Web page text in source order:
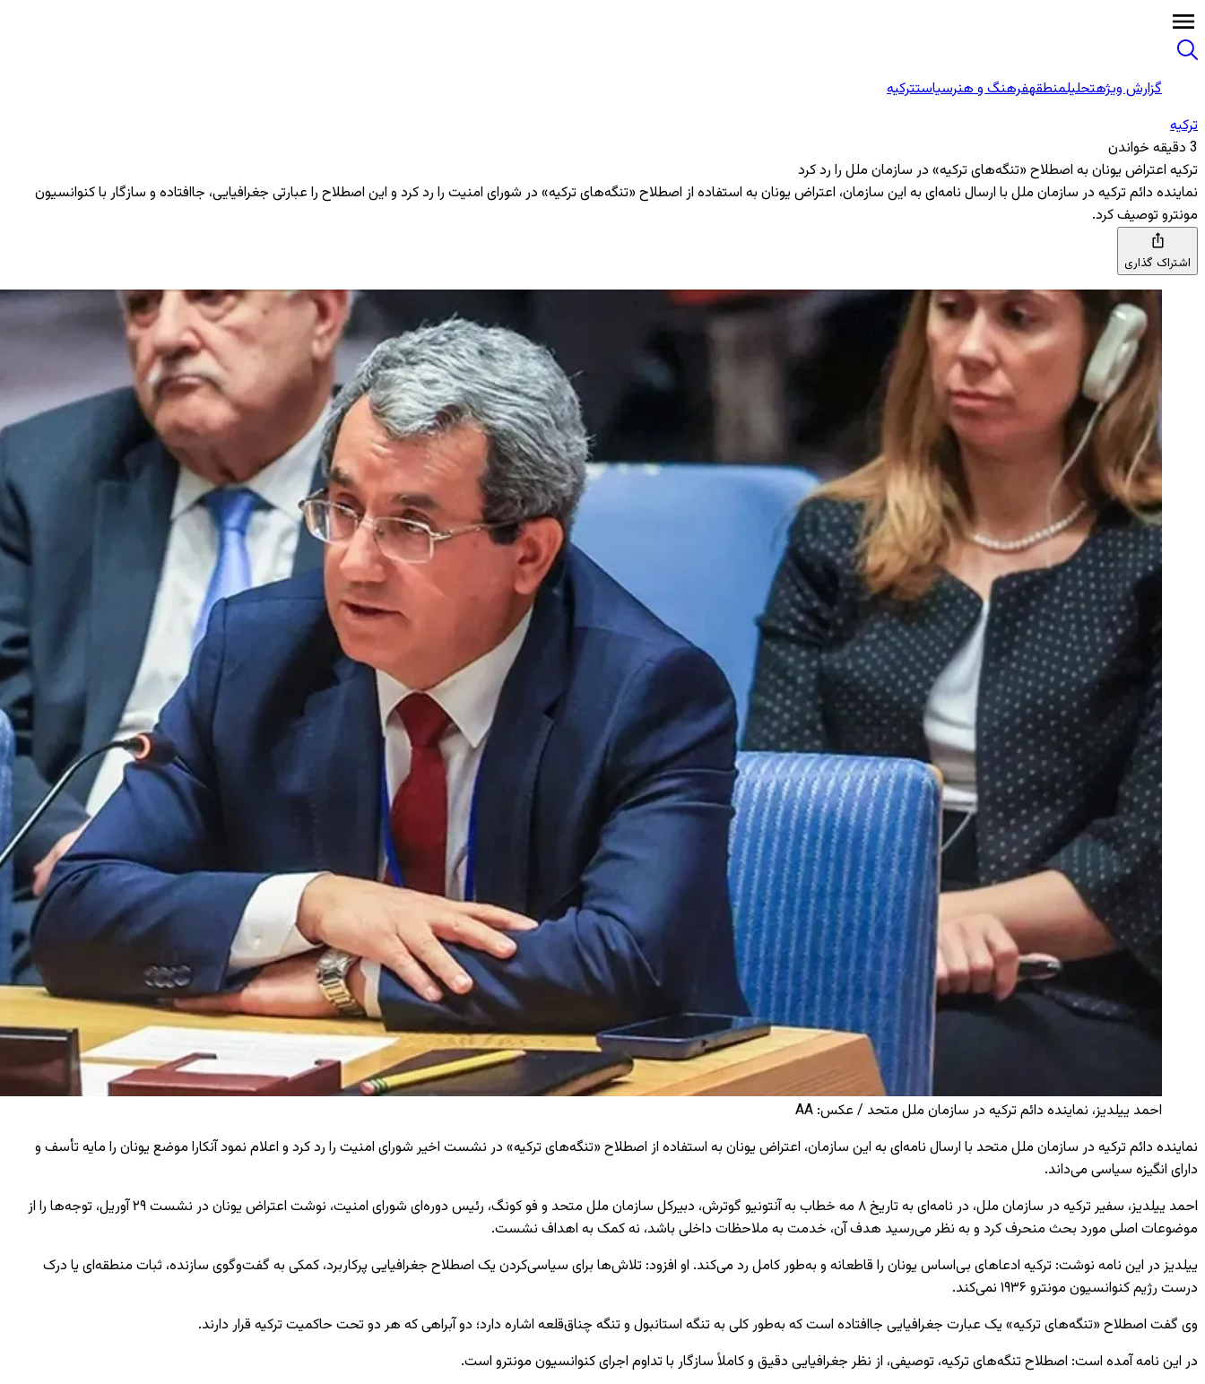
گزارش ویژهتحلیلمنطقهفرهنگ و هنرسیاستترکیه
ترکیه
3 دقیقه خواندن
ترکیه اعتراض یونان به اصطلاح «تنگه‌های ترکیه» در سازمان ملل را رد کرد
نماینده دائم ترکیه در سازمان ملل با ارسال نامه‌ای به این سازمان، اعتراض یونان به استفاده از اصطلاح «تنگه‌های ترکیه» در شورای امنیت را رد کرد و این اصطلاح را عبارتی جغرافیایی، جاافتاده و سازگار با کنوانسیون
مونترو توصیف کرد.
اشتراک گذاری
احمد ییلدیز، نماینده دائم ترکیه در سازمان ملل متحد / عکس: AA
نماینده دائم ترکیه در سازمان ملل متحد با ارسال نامه‌ای به این سازمان، اعتراض یونان به استفاده از اصطلاح «تنگه‌های ترکیه» در نشست اخیر شورای امنیت را رد کرد و اعلام نمود آنکارا موضع یونان را مایه تأسف و
دارای انگیزه سیاسی می‌داند.
احمد ییلدیز، سفیر ترکیه در سازمان ملل، در نامه‌ای به تاریخ ۸ مه خطاب به آنتونیو گوترش، دبیرکل سازمان ملل متحد و فو کونگ، رئیس دوره‌ای شورای امنیت، نوشت اعتراض یونان در نشست ۲۹ آوریل، توجه‌ها را از
موضوعات اصلی مورد بحث منحرف کرد و به نظر می‌رسید هدف آن، خدمت به ملاحظات داخلی باشد، نه کمک به اهداف نشست.
ییلدیز در این نامه نوشت: ترکیه ادعاهای بی‌اساس یونان را قاطعانه و به‌طور کامل رد می‌کند. او افزود: تلاش‌ها برای سیاسی‌کردن یک اصطلاح جغرافیایی پرکاربرد، کمکی به گفت‌وگوی سازنده، ثبات منطقه‌ای یا درک
درست رژیم کنوانسیون مونترو ۱۹۳۶ نمی‌کند.
وی گفت اصطلاح «تنگه‌های ترکیه» یک عبارت جغرافیایی جاافتاده است که به‌طور کلی به تنگه استانبول و تنگه چناق‌قلعه اشاره دارد؛ دو آبراهی که هر دو تحت حاکمیت ترکیه قرار دارند.
در این نامه آمده است: اصطلاح تنگه‌های ترکیه، توصیفی، از نظر جغرافیایی دقیق و کاملاً سازگار با تداوم اجرای کنوانسیون مونترو است.